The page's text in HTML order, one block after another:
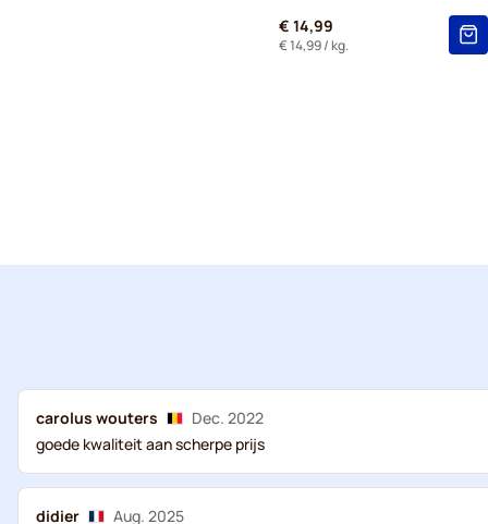
€ 14,99
€ 14,99/ kg.
carolus wouters
Dec. 2022
goede kwaliteit aan scherpe prijs
didier Aug. 2025